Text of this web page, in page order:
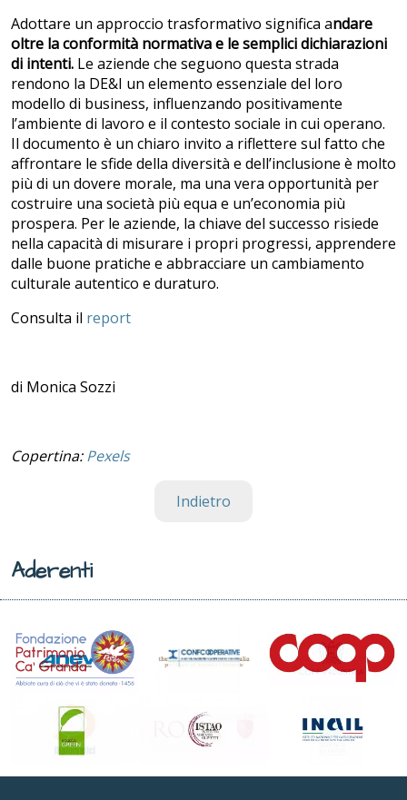
Adottare un approccio trasformativo significa andare
oltre la conformità normativa e le semplici dichiarazioni
di intenti. Le aziende che seguono questa strada
rendono la DE&I un elemento essenziale del loro
modello di business, influenzando positivamente
l’ambiente di lavoro e il contesto sociale in cui operano.
Il documento è un chiaro invito a riflettere sul fatto che
affrontare le sfide della diversità e dell’inclusione è molto
più di un dovere morale, ma una vera opportunità per
costruire una società più equa e un’economia più
prospera. Per le aziende, la chiave del successo risiede
nella capacità di misurare i propri progressi, apprendere
dalle buone pratiche e abbracciare un cambiamento
culturale autentico e duraturo.
Consulta il report
di Monica Sozzi
Copertina:Pexels
Indietro
Aderenti